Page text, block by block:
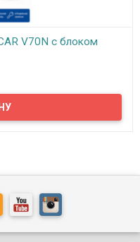
V70N с блоком
Крепеж и монтажные